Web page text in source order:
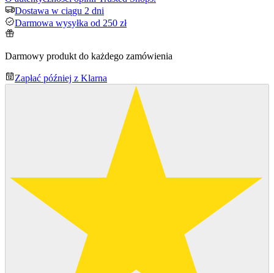
Dostawa w ciągu 2 dni
Darmowa wysyłka od 250 zł
Darmowy produkt do każdego zamówienia
Zapłać później z Klarna